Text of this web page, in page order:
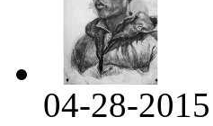
04-28-2015